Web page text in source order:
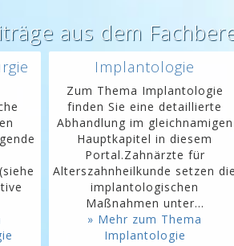
aus dem
Implantologie
Zum Thema Implantologie
finden Sie eine detaillierte
Abhandlung im gleichnamigen
Hauptkapitel in diesem
Portal.Zahnärzte für
Alterszahnheilkunde setzen die
implantologischen
Maßnahmen unter...
» Mehr zum Thema
Implantologie